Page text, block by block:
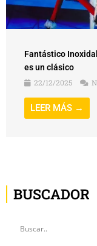
Fantástico
es un clásico
22/12/2025
LEER MÁS →
BUSCADOR